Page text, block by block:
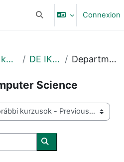
Activer/désactiver la
Connexion
Korábbi kurzusok - Previous courses DE IK - 2020. ősz - Fall Department of Computer Science
Science
Rechercher des cours